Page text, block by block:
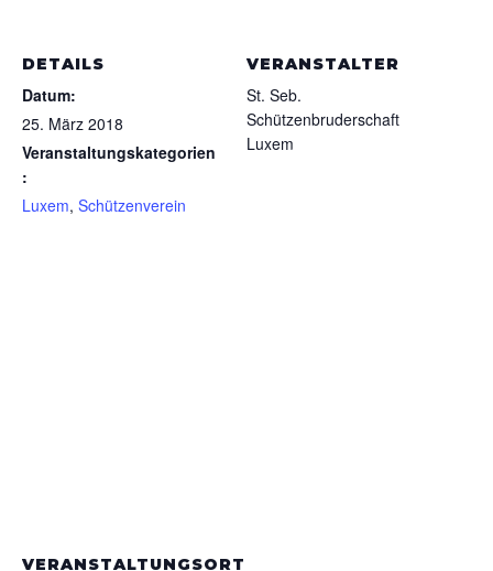
DETAILS
Datum:
25. März 2018
Veranstaltungskategorien
:
Luxem, Schützenverein
VERANSTALTER
St. Seb.
Schützenbruderschaft
Luxem
VERANSTALTUNGSORT